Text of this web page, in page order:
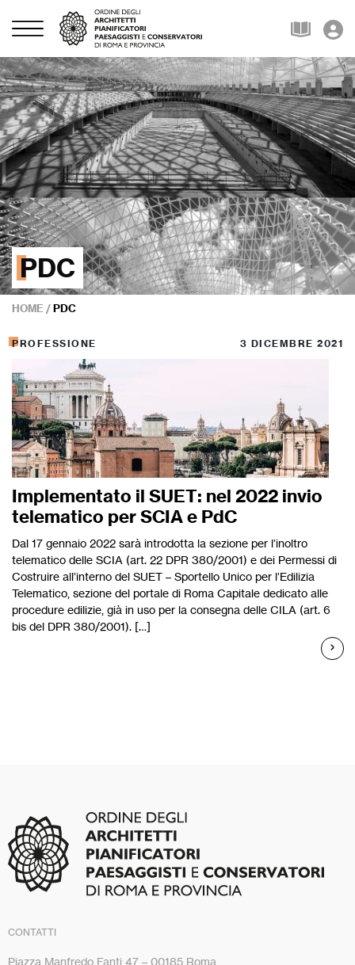
PDC
HOME /PDC
PROFESSIONE 3 DICEMBRE 2021
Implementato il SUET: nel 2022 invio
telematico per SCIA e PdC
Dal 17 gennaio 2022 sarà introdotta la sezione per l’inoltro
telematico delle SCIA (art. 22 DPR 380/2001) e dei Permessi di
Costruire all’interno del SUET – Sportello Unico per l’Edilizia
Telematico, sezione del portale di Roma Capitale dedicato alle
procedure edilizie, già in uso per la consegna delle CILA (art. 6
bis del DPR 380/2001). […]
CONTATTI
Piazza Manfredo Fanti 47 – 00185 Roma